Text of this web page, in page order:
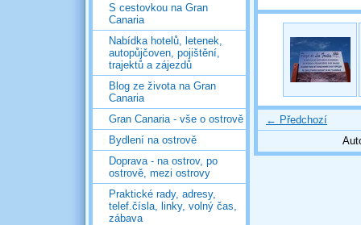
S cestovkou na Gran
Canaria
Nabídka hotelů, letenek,
autopůjčoven, pojištění,
trajektů a zájezdů
Blog ze života na Gran
Canaria
Gran Canaria - vše o ostrově
Bydlení na ostrově
Doprava - na ostrov, po
ostrově, mezi ostrovy
Praktické rady, adresy,
telef.čísla, linky, volný čas,
zábava
← Předchozí